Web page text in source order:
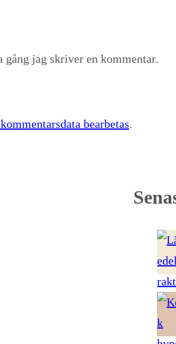
gång jag skriver en kommentar.
bearbetas.